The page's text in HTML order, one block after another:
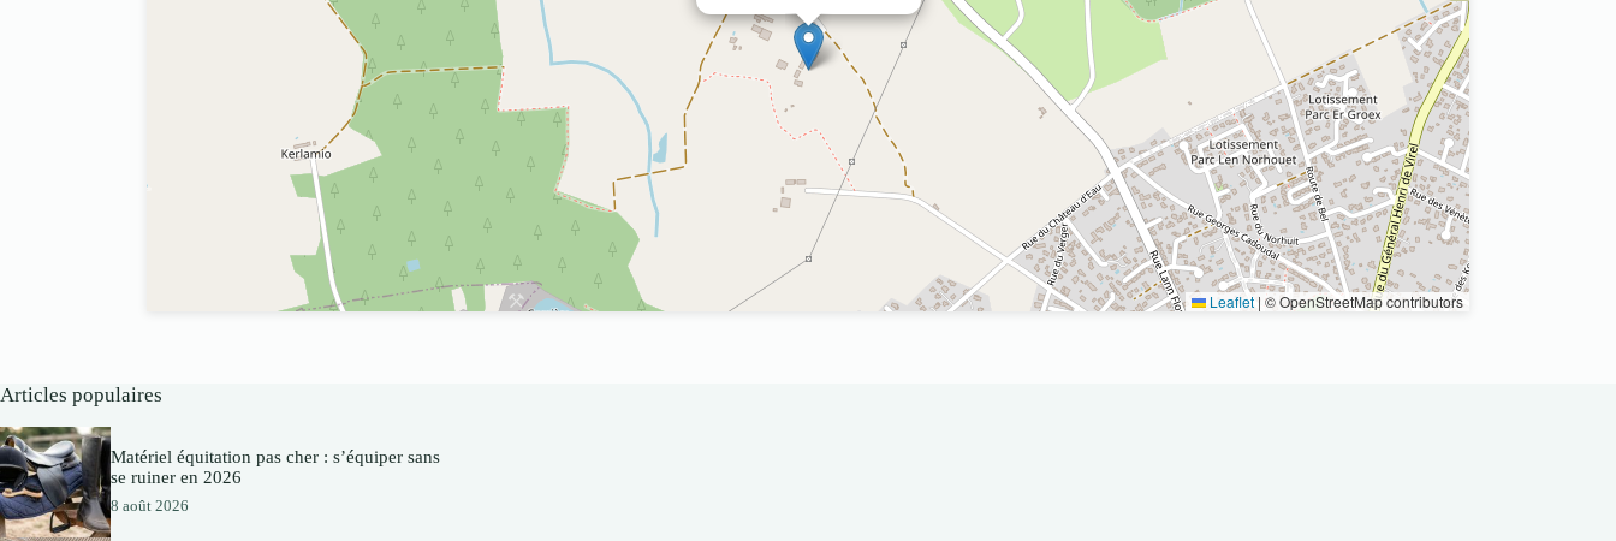
Leaflet | © OpenStreetMap contributors
Articles populaires
Matériel équitation pas cher : s’équiper sans
se ruiner en 2026
8 août 2026